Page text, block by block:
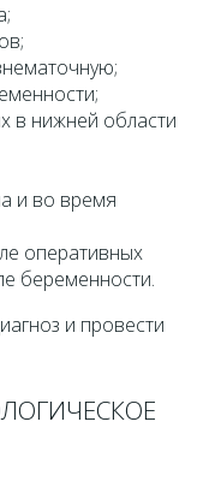
в нижней области
и во время
оперативных
беременности.
и провести